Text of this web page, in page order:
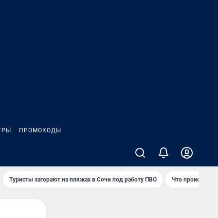
ПРОМОКОДЫ
Туристы загорают на пляжах в Сочи под работу ПВО Что происходит